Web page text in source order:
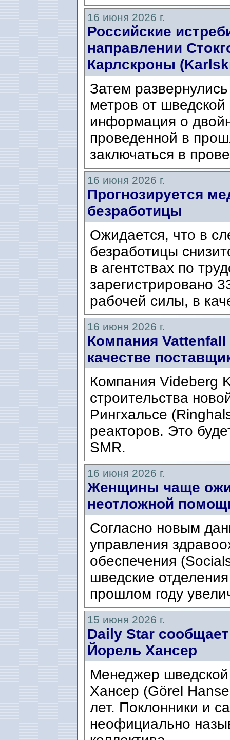
16 июня 2026 г.
Российские
направлении
Карлскроны
Затем развернулись
метров от
информация о
проведенной в
заключаться в
16 июня 2026 г.
Прогнозируется
безработицы
Ожидается, что в
безработицы
в агентствах по
зарегистрировано
рабочей силы, в
16 июня 2026 г.
Компания
качестве
Компания Videberg
строительства
Рингхальсе
реакторов. Это
SMR.
16 июня 2026 г.
Женщины чаще
неотложной
Согласно новым
управления
обеспечения
шведские
прошлом году
15 июня 2026 г.
Daily Star
Йорель Хансер
Менеджер
Хансер (Görel
лет. Поклонники и
неофициально